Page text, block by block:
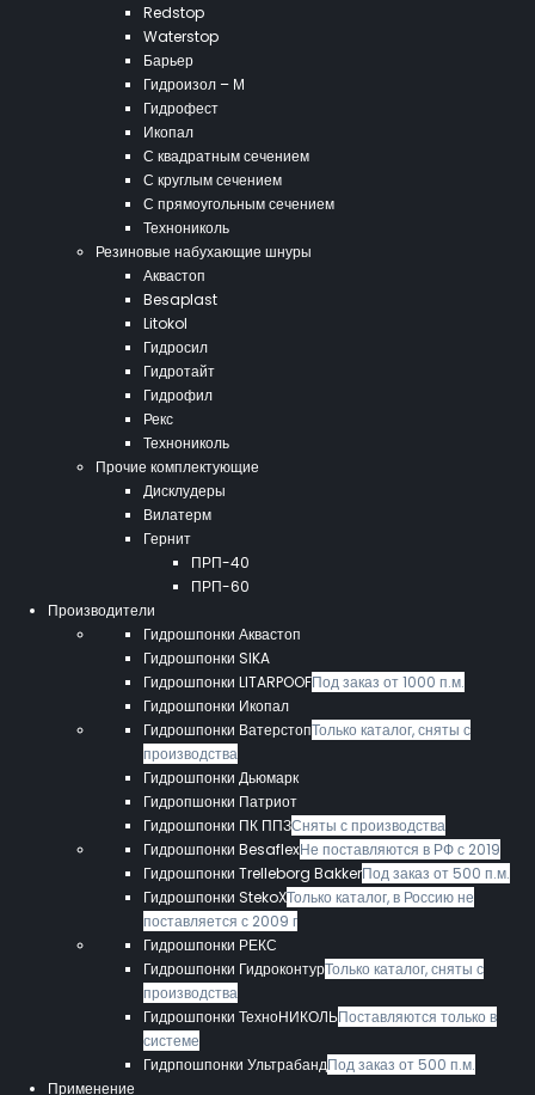
Redstop
Waterstop
Барьер
Гидроизол – М
Гидрофест
Икопал
С квадратным сечением
С круглым сечением
С прямоугольным сечением
Технониколь
Резиновые набухающие шнуры
Аквастоп
Besaplast
Litokol
Гидросил
Гидротайт
Гидрофил
Рекс
Технониколь
Прочие комплектующие
Дисклудеры
Вилатерм
Гернит
ПРП-40
ПРП-60
Производители
Гидрошпонки Аквастоп
Гидрошпонки SIKA
Гидрошпонки LITARPOOFПод заказ от 1000 п.м.
Гидрошпонки Икопал
Гидрошпонки ВатерстопТолько каталог, сняты с
производства
Гидрошпонки Дьюмарк
Гидропшонки Патриот
Гидрошпонки ПК ППЗСняты с производства
Гидрошпонки BesaflexНе поставляются в РФ с 2019
Гидрошпонки Trelleborg BakkerПод заказ от 500 п.м.
Гидрошпонки StekoXТолько каталог, в Россию не
поставляется с 2009 г
Гидрошпонки РЕКС
Гидрошпонки ГидроконтурТолько каталог, сняты с
производства
Гидрошпонки ТехноНИКОЛЬПоставляются только в
системе
Гидрпошпонки УльтрабандПод заказ от 500 п.м.
Применение